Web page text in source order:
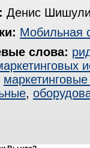
Денис
Мобильная
слова:
,